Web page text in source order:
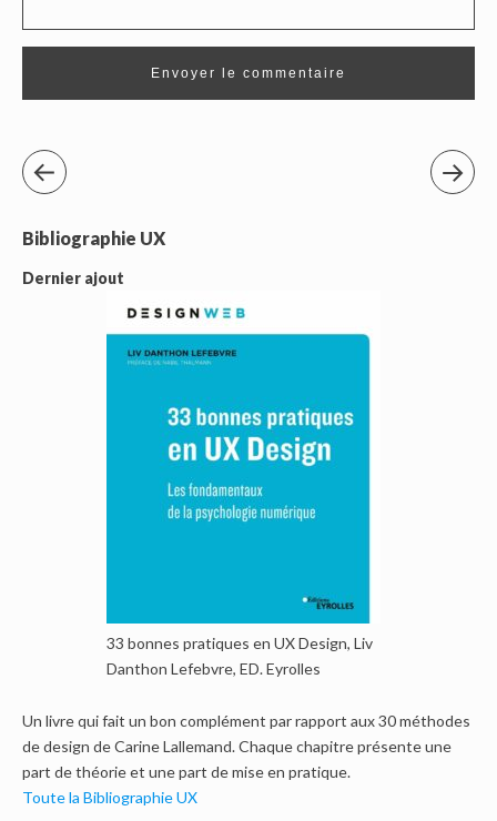
Bibliographie UX
Dernier ajout
33 bonnes pratiques en UX Design, Liv
Danthon Lefebvre, ED. Eyrolles
Un livre qui fait un bon complément par rapport aux 30 méthodes
de design de Carine Lallemand. Chaque chapitre présente une
part de théorie et une part de mise en pratique.
Toute la Bibliographie UX